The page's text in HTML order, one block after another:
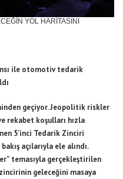
ile otomotiv tedarik
geçiyor. Jeopolitik riskler
rekabet koşulları hızla
5’inci Tedarik Zinciri
açılarıyla ele alındı.
temasıyla gerçekleştirilen
geleceğini masaya